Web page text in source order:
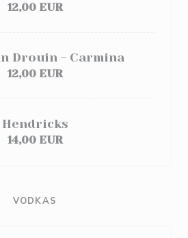
12,00 EUR
Drouin - Carmina
12,00 EUR
Hendricks
14,00 EUR
VODKAS